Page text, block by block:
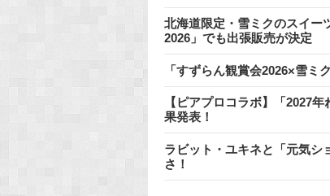
北海道限定・雪ミクのスイー
2026」でも出張販売が決定
「すずらん観賞会2026×雪ミ
【ピアプロコラボ】「2027
果発表！
ラビット・ユキネと「元気シ
さ！